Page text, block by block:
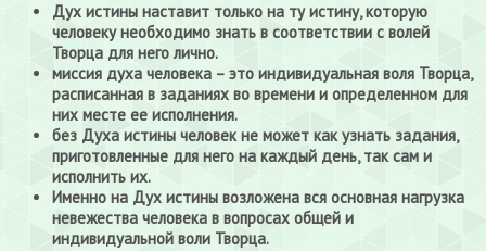
Дух истины наставит только на ту истину, которую
человеку необходимо знать в соответствии с волей
Творца для него лично.
миссия духа человека – это индивидуальная воля Творца,
расписанная в заданиях во времени и определенном для
них месте ее исполнения.
без Духа истины человек не может как узнать задания,
приготовленные для него на каждый день, так сам и
исполнить их.
Именно на Дух истины возложена вся основная нагрузка
невежества человека в вопросах общей и
индивидуальной воли Творца.